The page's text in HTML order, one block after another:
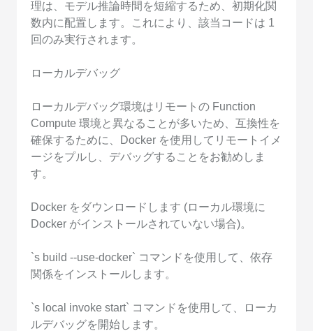
理は、モデル推論時間を短縮するため、初期化関
数内に配置します。これにより、該当コードは 1
回のみ実行されます。
ローカルデバッグ
ローカルデバッグ環境はリモートの Function
Compute 環境と異なることが多いため、互換性を
確保するために、Docker を使用してリモートイメ
ージをプルし、デバッグすることをお勧めしま
す。
Docker をダウンロードします (ローカル環境に
Docker がインストールされていない場合)。
`s build --use-docker` コマンドを使用して、依存
関係をインストールします。
`s local invoke start` コマンドを使用して、ローカ
ルデバッグを開始します。